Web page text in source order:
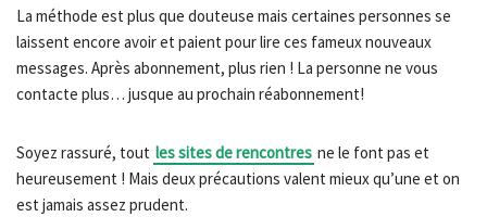
La méthode est plus que douteuse mais certaines personnes se
laissent encore avoir et paient pour lire ces fameux nouveaux
messages. Après abonnement, plus rien ! La personne ne vous
contacte plus… jusque au prochain réabonnement!
Soyez rassuré, tout les sites de rencontres ne le font pas et
heureusement ! Mais deux précautions valent mieux qu’une et on
est jamais assez prudent.